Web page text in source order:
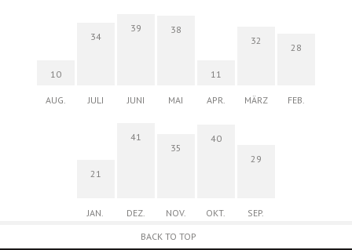
10
AUG.
34
JULI
39
JUNI
38
MAI
11
APR.
32
MÄRZ
28
FEB.
21
JAN.
41
DEZ.
35
NOV.
40
OKT.
29
SEP.
BACK TO TOP